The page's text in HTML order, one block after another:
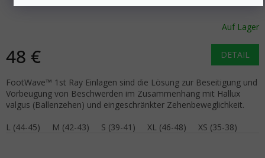
Auf Lager
48 € DETAIL
FootWave™ 1st Ray Einlagen sind die Lösung zur Beseitigung und
Vorbeugung von Beschwerden im Zusammenhang mit Hallux
valgus (Ballenzehen) und eingeschränkter Zehenbeweglichkeit.
L (44-45)
M (42-43) S (39-41) XL (46-48) XS (35-38)